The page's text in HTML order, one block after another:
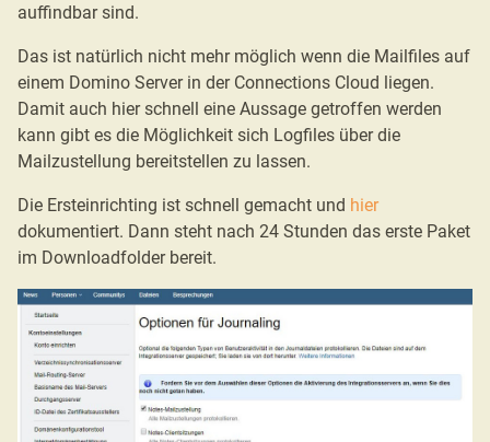
auffindbar sind.
Das ist natürlich nicht mehr möglich wenn die Mailfiles auf
einem Domino Server in der Connections Cloud liegen.
Damit auch hier schnell eine Aussage getroffen werden
kann gibt es die Möglichkeit sich Logfiles über die
Mailzustellung bereitstellen zu lassen.
Die Ersteinrichting ist schnell gemacht und hier
dokumentiert. Dann steht nach 24 Stunden das erste Paket
im Downloadfolder bereit.